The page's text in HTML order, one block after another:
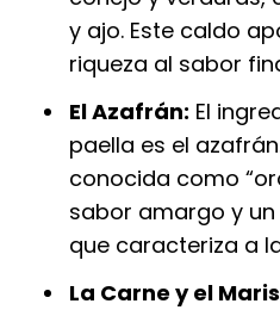
y ajo. Este caldo
riqueza al sabor
El Azafrán: El
paella es el
conocida como
sabor amargo y
que caracteriza a
La Carne y el